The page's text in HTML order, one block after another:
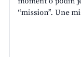
“mission”. Une